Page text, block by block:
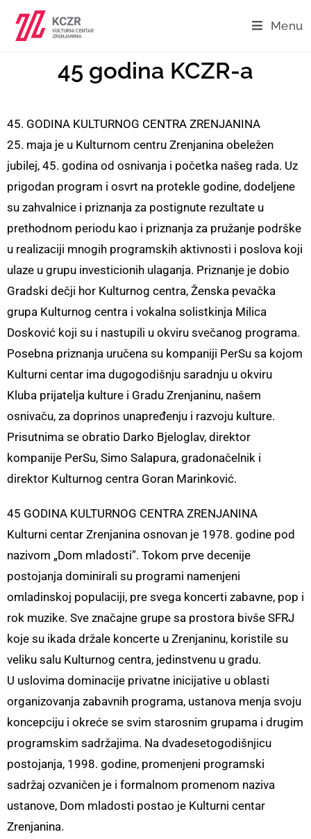
Menu
45 godina KCZR-a
45. GODINA KULTURNOG CENTRA ZRENJANINA
25. maja je u Kulturnom centru Zrenjanina obeležen
jubilej, 45. godina od osnivanja i početka našeg rada. Uz
prigodan program i osvrt na protekle godine, dodeljene
su zahvalnice i priznanja za postignute rezultate u
prethodnom periodu kao i priznanja za pružanje podrške
u realizaciji mnogih programskih aktivnosti i poslova koji
ulaze u grupu investicionih ulaganja. Priznanje je dobio
Gradski dečji hor Kulturnog centra, Ženska pevačka
grupa Kulturnog centra i vokalna solistkinja Milica
Dosković koji su i nastupili u okviru svečanog programa.
Posebna priznanja uručena su kompaniji PerSu sa kojom
Kulturni centar ima dugogodišnju saradnju u okviru
Kluba prijatelja kulture i Gradu Zrenjaninu, našem
osnivaču, za doprinos unapređenju i razvoju kulture.
Prisutnima se obratio Darko Bjeloglav, direktor
kompanije PerSu, Simo Salapura, gradonačelnik i
direktor Kulturnog centra Goran Marinković.
45 GODINA KULTURNOG CENTRA ZRENJANINA
Kulturni centar Zrenjanina osnovan je 1978. godine pod
nazivom „Dom mladosti”. Tokom prve decenije
postojanja dominirali su programi namenjeni
omladinskoj populaciji, pre svega koncerti zabavne, pop i
rok muzike. Sve značajne grupe sa prostora bivše SFRJ
koje su ikada držale koncerte u Zrenjaninu, koristile su
veliku salu Kulturnog centra, jedinstvenu u gradu.
U uslovima dominacije privatne inicijative u oblasti
organizovanja zabavnih programa, ustanova menja svoju
koncepciju i okreće se svim starosnim grupama i drugim
programskim sadržajima. Na dvadesetogodišnjicu
postojanja, 1998. godine, promenjeni programski
sadržaj ozvaničen je i formalnom promenom naziva
ustanove, Dom mladosti postao je Kulturni centar
Zrenjanina.